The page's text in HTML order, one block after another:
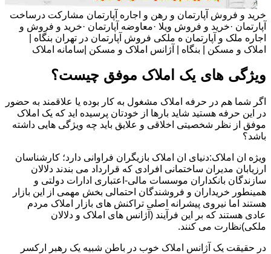
خرید و فروش آپارتمان و رهن و اجاره آپارتمان مشارکت درساخت
آپارتمان ·خرید و فروش ویلا ·معاوضه آپارتمان ·خرید و فروش و
اجاره ملک و آپارتمان ه ملکی فروش آپارتمان در تهران بنگاه |
املاک و مسکن | بنگاه | آژانس املاک و مسکن |سامانه املاک
ویژگی های یک املاک موفق چیست؟
اگر شما هم در حرفه املاک مشغول به کار بوده یا علاقمند به حضور
در این حرفه هستید شاید بارها از خودتان پرسیده اید که یک املاک
موفق از نظر شخصیتی اخلاقی و علایق باید چه ویژگی هایی داشته
باشد؟
ویژه ان املاک:دنیای ان املاک بازیگران فراوانی دارد؛ کارشناسان
ارزیابان مدیران ساختمانی افرادی که قرارداد می بندند دلالان
سازندگان بانکداران موسسات مالی-اعتباری ادارات دولتی و
همینطور خریداران و فروشندگان احتمالی بخش مهمی از این بازار
هستند اما نیروی پیشرانه اصلی تراکنش های بازار املاک مردم
عادی هستند که بر این فرآیند (آژانس های املاک و دلالان
ملکی)نظارت می کنند.
در حقیقت یک آژانس املاک خوب در باطن شبیه یک رهبر ارکسر